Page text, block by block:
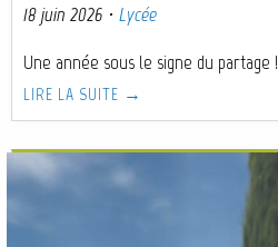
18 juin 2026 · Lycée
Une année sous le signe du partage !
LIRE LA SUITE →